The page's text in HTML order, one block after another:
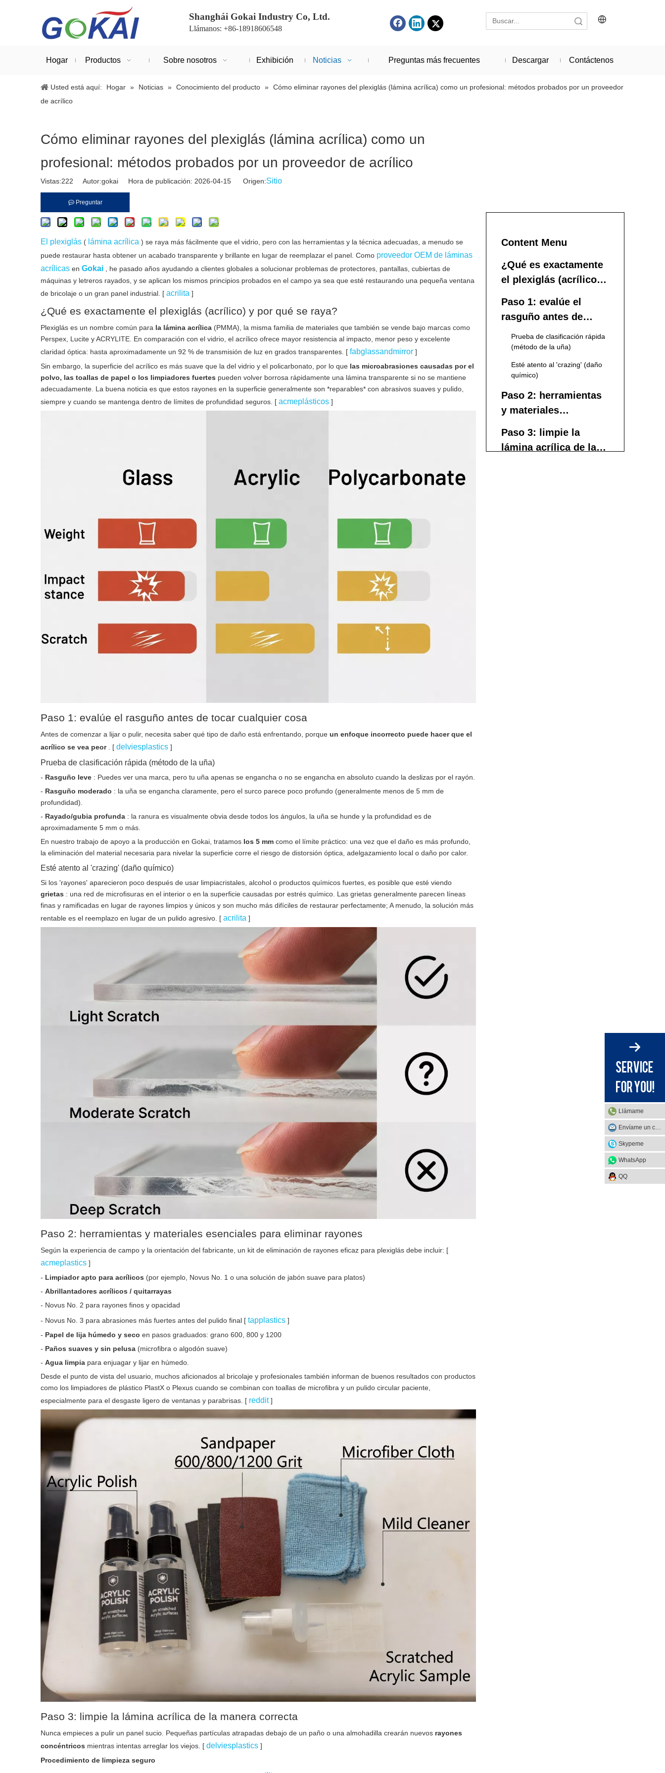
Shanghái Gokai Industry Co, Ltd.
Llámanos: +86-18918606548
Hogar Productos Sobre nosotros Exhibición Noticias Preguntas más frecuentes Descargar Contáctenos
Usted está aquí: Hogar » Noticias » Conocimiento del producto » Cómo eliminar rayones del plexiglás (lámina acrílica) como un profesional: métodos probados por un proveedor
de acrílico
Cómo eliminar rayones del plexiglás (lámina acrílica) como un
profesional: métodos probados por un proveedor de acrílico
Vistas:222 Autor:gokai Hora de publicación: 2026-04-15 Origen:Sitio
Preguntar
El plexiglás ( lámina acrílica ) se raya más fácilmente que el vidrio, pero con las herramientas y la técnica adecuadas, a menudo se
puede restaurar hasta obtener un acabado transparente y brillante en lugar de reemplazar el panel. Como proveedor OEM de láminas
acrílicas en Gokai
, he pasado años ayudando a clientes globales a solucionar problemas de protectores, pantallas, cubiertas de
máquinas y letreros rayados, y se aplican los mismos principios probados en el campo ya sea que esté restaurando una pequeña ventana
de bricolaje o un gran panel industrial. [ acrilita ]
¿Qué es exactamente el plexiglás (acrílico) y por qué se raya?
Plexiglás es un nombre común para la lámina acrílica (PMMA), la misma familia de materiales que también se vende bajo marcas como
Perspex, Lucite y ACRYLITE. En comparación con el vidrio, el acrílico ofrece mayor resistencia al impacto, menor peso y excelente
claridad óptica: hasta aproximadamente un 92 % de transmisión de luz en grados transparentes. [ fabglassandmirror ]
Sin embargo, la superficie del acrílico es más suave que la del vidrio y el policarbonato, por lo que las microabrasiones causadas por el
polvo, las toallas de papel o los limpiadores fuertes pueden volver borrosa rápidamente una lámina transparente si no se mantiene
adecuadamente. La buena noticia es que estos rayones en la superficie generalmente son *reparables* con abrasivos suaves y pulido,
siempre y cuando se mantenga dentro de límites de profundidad seguros. [ acmeplásticos ]
Paso 1: evalúe el rasguño antes de tocar cualquier cosa
Antes de comenzar a lijar o pulir, necesita saber qué tipo de daño está enfrentando, porque un enfoque incorrecto puede hacer que el
acrílico se vea peor
. [ delviesplastics ]
Prueba de clasificación rápida (método de la uña)
- Rasguño leve : Puedes ver una marca, pero tu uña apenas se engancha o no se engancha en absoluto cuando la deslizas por el rayón.
- Rasguño moderado : la uña se engancha claramente, pero el surco parece poco profundo (generalmente menos de 5 mm de
profundidad).
- Rayado/gubia profunda : la ranura es visualmente obvia desde todos los ángulos, la uña se hunde y la profundidad es de
aproximadamente 5 mm o más.
En nuestro trabajo de apoyo a la producción en Gokai, tratamos los 5 mm como el límite práctico: una vez que el daño es más profundo,
la eliminación del material necesaria para nivelar la superficie corre el riesgo de distorsión óptica, adelgazamiento local o daño por calor.
Esté atento al 'crazing' (daño químico)
Si los 'rayones' aparecieron poco después de usar limpiacristales, alcohol o productos químicos fuertes, es posible que esté viendo
grietas : una red de microfisuras en el interior o en la superficie causadas por estrés químico. Las grietas generalmente parecen líneas
finas y ramificadas en lugar de rayones limpios y únicos y son mucho más difíciles de restaurar perfectamente; A menudo, la solución más
rentable es el reemplazo en lugar de un pulido agresivo. [ acrilita ]
Paso 2: herramientas y materiales esenciales para eliminar rayones
Según la experiencia de campo y la orientación del fabricante, un kit de eliminación de rayones eficaz para plexiglás debe incluir: [
acmeplastics ]
- Limpiador apto para acrílicos (por ejemplo, Novus No. 1 o una solución de jabón suave para platos)
- Abrillantadores acrílicos / quitarrayas
- Novus No. 2 para rayones finos y opacidad
- Novus No. 3 para abrasiones más fuertes antes del pulido final [ tapplastics ]
- Papel de lija húmedo y seco en pasos graduados: grano 600, 800 y 1200
- Paños suaves y sin pelusa (microfibra o algodón suave)
- Agua limpia para enjuagar y lijar en húmedo.
Desde el punto de vista del usuario, muchos aficionados al bricolaje y profesionales también informan de buenos resultados con productos
como los limpiadores de plástico PlastX o Plexus cuando se combinan con toallas de microfibra y un pulido circular paciente,
especialmente para el desgaste ligero de ventanas y parabrisas. [ reddit]
Paso 3: limpie la lámina acrílica de la manera correcta
Nunca empieces a pulir un panel sucio. Pequeñas partículas atrapadas debajo de un paño o una almohadilla crearán nuevos rayones
concéntricos mientras intentas arreglar los viejos. [ delviesplastics ]
Procedimiento de limpieza seguro
Content Menu
¿Qué es exactamente
el plexiglás (acrílico) y
Paso 1: evalúe el
rasguño antes de
tocar cualquier cosa
Prueba de clasificación rápida
(método de la uña)
Esté atento al 'crazing' (daño
químico)
Paso 2: herramientas
y materiales
eliminar rayones
Paso 3: limpie la
lámina acrílica de la
Llámame
Skypeme
WhatsApp
QQ